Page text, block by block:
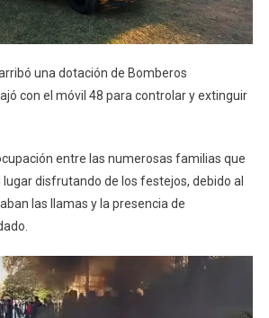
una dotación de Bomberos
con el móvil 48 para controlar y extinguir
entre las numerosas familias que
disfrutando de los festejos, debido al
las llamas y la presencia de